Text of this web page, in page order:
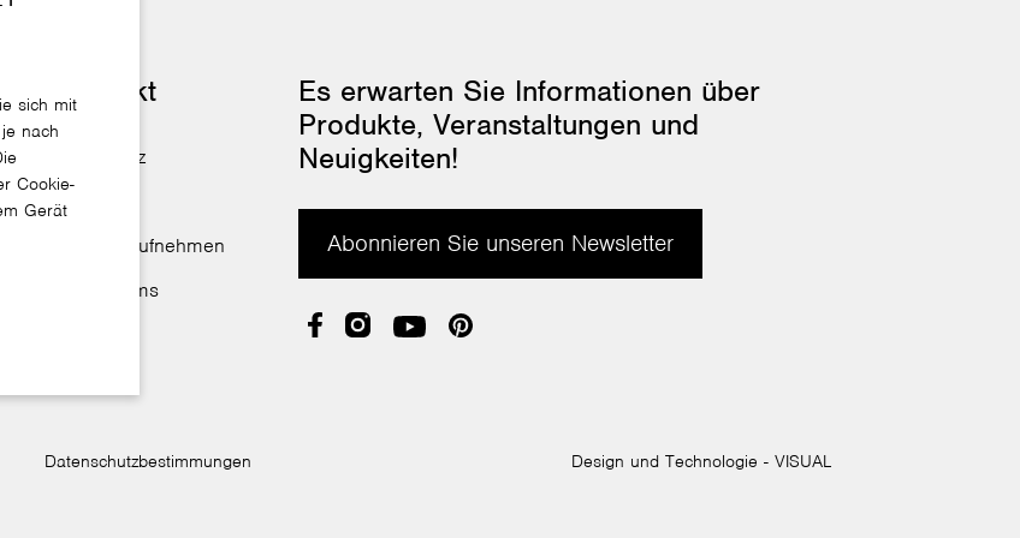
Kontakt
Firmensitz
Vertrieb
Kontakt aufnehmen
Showrooms
Es erwarten Sie Informationen über
Produkte, Veranstaltungen und
Neuigkeiten!
Abonnieren Sie unseren Newsletter
Datenschutzbestimmungen Design und Technologie - VISUAL
sich mit
nach
Cookie-
Gerät